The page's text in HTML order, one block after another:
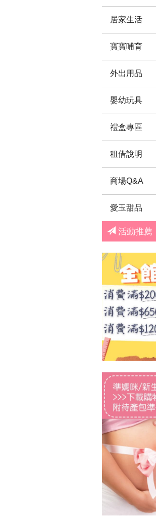
居家生活
寶寶哺育
外出用品
嬰幼玩具
禮盒專區
租借說明
商場Q&A
愛玉甜品
活動推薦